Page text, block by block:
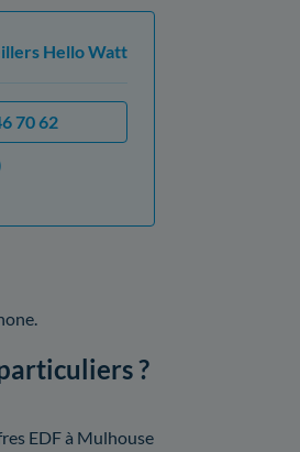
Hello Watt
70 62
?
EDF à Mulhouse